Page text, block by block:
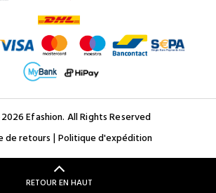
Efashion. All Rights Reserved
de retours | Politique d'expédition
RETOUR EN HAUT